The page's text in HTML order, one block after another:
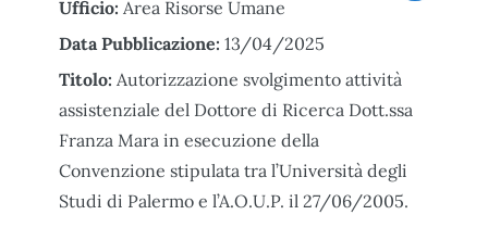
Ufficio: Area Risorse Umane
Data Pubblicazione: 13/04/2025
Titolo: Autorizzazione svolgimento attività
assistenziale del Dottore di Ricerca Dott.ssa
Franza Mara in esecuzione della
Convenzione stipulata tra l’Università degli
Studi di Palermo e l’A.O.U.P. il 27/06/2005.